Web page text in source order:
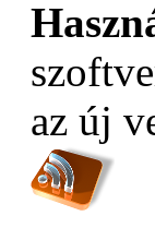
az új